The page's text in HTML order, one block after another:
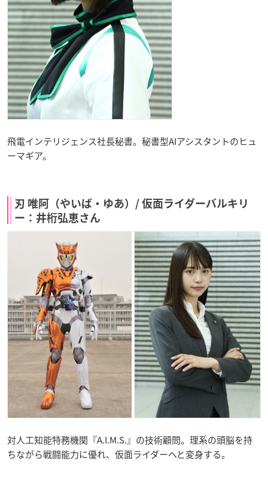
飛電インテリジェンス社長秘書。秘書型AIアシスタントのヒュ
ーマギア。
刃 唯阿（やいば・ゆあ）/ 仮面ライダーバルキリ
ー：井桁弘恵さん
対人工知能特務機関『A.I.M.S.』の技術顧問。理系の頭脳を持
ちながら戦闘能力に優れ、仮面ライダーへと変身する。